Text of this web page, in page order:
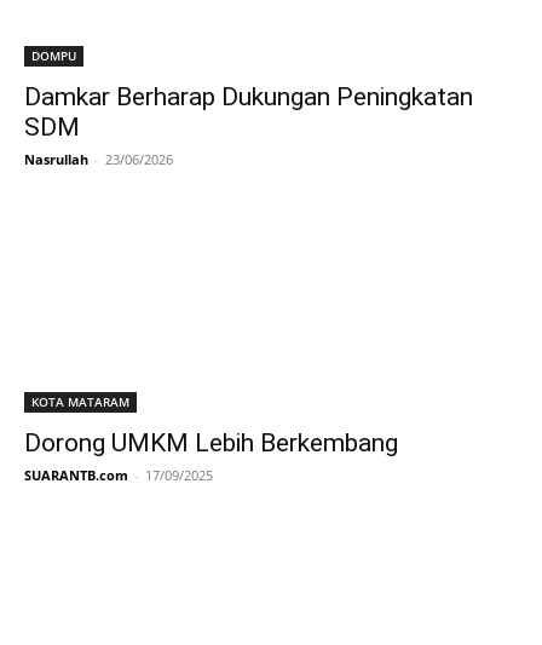
DOMPU
Damkar Berharap Dukungan Peningkatan
SDM
Nasrullah - 23/06/2026
KOTA MATARAM
Dorong UMKM Lebih Berkembang
SUARANTB.com - 17/09/2025